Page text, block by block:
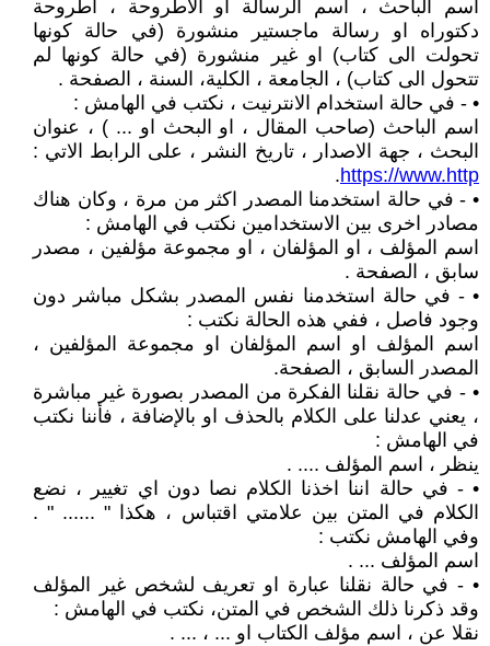
اسم الباحث ، اسم الرسالة او الاطروحة ، اطروحة
دكتوراه او رسالة ماجستير منشورة (في حالة كونها
تحولت الى كتاب) او غير منشورة (في حالة كونها لم
تتحول الى كتاب) ، الجامعة ، الكلية، السنة ، الصفحة .
• - في حالة استخدام الانترنيت ، نكتب في الهامش :
اسم الباحث (صاحب المقال ، او البحث او ... ) ، عنوان
البحث ، جهة الاصدار ، تاريخ النشر ، على الرابط الاتي :
https://www.http
.
• - في حالة استخدمنا المصدر اكثر من مرة ، وكان هناك
مصادر اخرى بين الاستخدامين نكتب في الهامش :
اسم المؤلف ، او المؤلفان ، او مجموعة مؤلفين ، مصدر
سابق ، الصفحة .
• - في حالة استخدمنا نفس المصدر بشكل مباشر دون
وجود فاصل ، ففي هذه الحالة نكتب :
اسم المؤلف او اسم المؤلفان او مجموعة المؤلفين ،
المصدر السابق ، الصفحة.
• - في حالة نقلنا الفكرة من المصدر بصورة غير مباشرة
، يعني عدلنا على الكلام بالحذف او بالإضافة ، فأننا نكتب
في الهامش :
ينظر ، اسم المؤلف .... .
• - في حالة اننا اخذنا الكلام نصا دون اي تغيير ، نضع
الكلام في المتن بين علامتي اقتباس ، هكذا " ...... " .
وفي الهامش نكتب :
اسم المؤلف ... .
• - في حالة نقلنا عبارة او تعريف لشخص غير المؤلف
وقد ذكرنا ذلك الشخص في المتن، نكتب في الهامش :
نقلا عن ، اسم مؤلف الكتاب او ... ، ... .